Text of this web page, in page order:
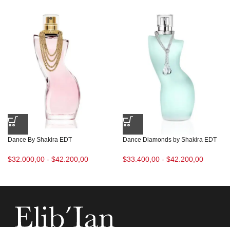
Dance By Shakira EDT
$32.000,00 - $42.200,00
Dance Diamonds by Shakira EDT
$33.400,00 - $42.200,00